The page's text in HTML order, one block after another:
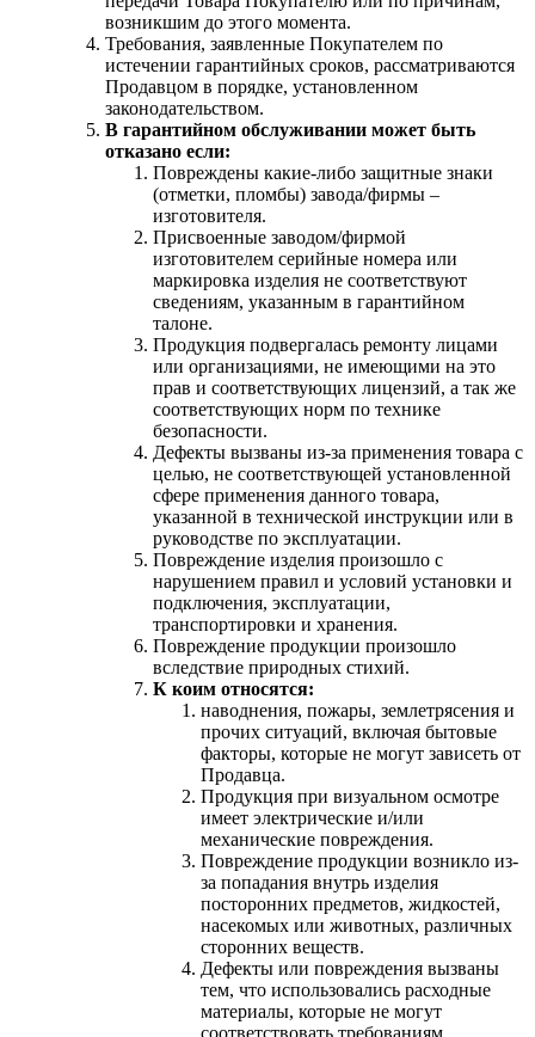
возникшим до этого момента.
Требования, заявленные Покупателем по
истечении гарантийных сроков, рассматриваются
Продавцом в порядке, установленном
законодательством.
В гарантийном обслуживании может быть
отказано если:
Повреждены какие-либо защитные знаки
(отметки, пломбы) завода/фирмы –
изготовителя.
Присвоенные заводом/фирмой
изготовителем серийные номера или
маркировка изделия не соответствуют
сведениям, указанным в гарантийном
талоне.
Продукция подвергалась ремонту лицами
или организациями, не имеющими на это
прав и соответствующих лицензий, а так же
соответствующих норм по технике
безопасности.
Дефекты вызваны из-за применения товара с
целью, не соответствующей установленной
сфере применения данного товара,
указанной в технической инструкции или в
руководстве по эксплуатации.
Повреждение изделия произошло с
нарушением правил и условий установки и
подключения, эксплуатации,
транспортировки и хранения.
Повреждение продукции произошло
вследствие природных стихий.
К коим относятся:
наводнения, пожары, землетрясения и
прочих ситуаций, включая бытовые
факторы, которые не могут зависеть от
Продавца.
Продукция при визуальном осмотре
имеет электрические и/или
механические повреждения.
Повреждение продукции возникло из-
за попадания внутрь изделия
посторонних предметов, жидкостей,
насекомых или животных, различных
сторонних веществ.
Дефекты или повреждения вызваны
тем, что использовались расходные
материалы, которые не могут
соответствовать требованиям